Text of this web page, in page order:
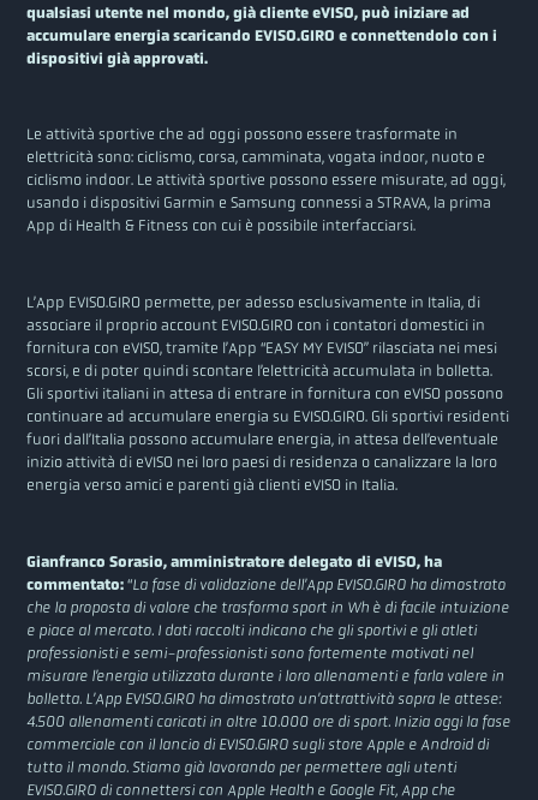
qualsiasi utente nel mondo, già cliente eVISO, può iniziare ad
accumulare energia scaricando EVISO.GIRO e connettendolo con i
dispositivi già approvati.
Le attività sportive che ad oggi possono essere trasformate in
elettricità sono: ciclismo, corsa, camminata, vogata indoor, nuoto e
ciclismo indoor. Le attività sportive possono essere misurate, ad oggi,
usando i dispositivi Garmin e Samsung connessi a STRAVA, la prima
App di Health & Fitness con cui è possibile interfacciarsi.
L’App EVISO.GIRO permette, per adesso esclusivamente in Italia, di
associare il proprio account EVISO.GIRO con i contatori domestici in
fornitura con eVISO, tramite l’App “EASY MY EVISO” rilasciata nei mesi
scorsi, e di poter quindi scontare l’elettricità accumulata in bolletta.
Gli sportivi italiani in attesa di entrare in fornitura con eVISO possono
continuare ad accumulare energia su EVISO.GIRO. Gli sportivi residenti
fuori dall’Italia possono accumulare energia, in attesa dell’eventuale
inizio attività di eVISO nei loro paesi di residenza o canalizzare la loro
energia verso amici e parenti già clienti eVISO in Italia.
Gianfranco Sorasio, amministratore delegato di eVISO, ha
commentato: “La fase di validazione dell’App EVISO.GIRO ha dimostrato
che la proposta di valore che trasforma sport in Wh è di facile intuizione
e piace al mercato. I dati raccolti indicano che gli sportivi e gli atleti
professionisti e semi-professionisti sono fortemente motivati nel
misurare l’energia utilizzata durante i loro allenamenti e farla valere in
bolletta. L’App EVISO.GIRO ha dimostrato un’attrattività sopra le attese:
4.500 allenamenti caricati in oltre 10.000 ore di sport. Inizia oggi la fase
commerciale con il lancio di EVISO.GIRO sugli store Apple e Android di
tutto il mondo. Stiamo già lavorando per permettere agli utenti
EVISO.GIRO di connettersi con Apple Health e Google Fit, App che